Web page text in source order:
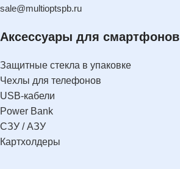
sale@multioptspb.ru
Аксессуары для смартфонов
Защитные стекла в упаковке
Чехлы для телефонов
USB-кабели
Power Bank
СЗУ / АЗУ
Картхолдеры